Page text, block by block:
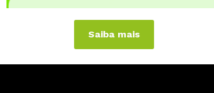
Saiba mais